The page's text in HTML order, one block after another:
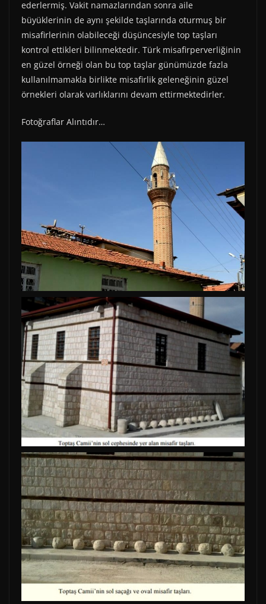
ederlermiş. Vakit namazlarından sonra aile
büyüklerinin de aynı şekilde taşlarında oturmuş bir
misafirlerinin olabileceği düşüncesiyle top taşları
kontrol ettikleri bilinmektedir. Türk misafirperverliğinin
en güzel örneği olan bu top taşlar günümüzde fazla
kullanılmamakla birlikte misafirlik geleneğinin güzel
örnekleri olarak varlıklarını devam ettirmektedirler.
Fotoğraflar Alıntıdır…